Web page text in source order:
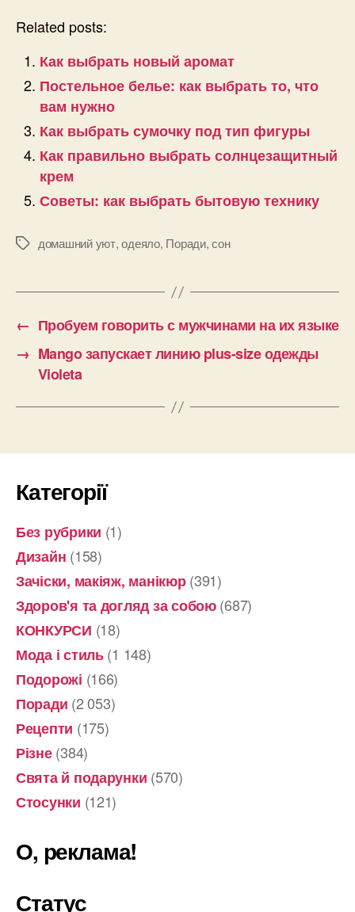
Related posts:
Как выбрать новый аромат
Постельное белье: как выбрать то, что
вам нужно
Как выбрать сумочку под тип фигуры
Как правильно выбрать солнцезащитный
крем
Советы: как выбрать бытовую технику
Позначкидомашний уют,одеяло, Поради,сон
← Пробуем говорить с мужчинами на их языке
→ Mango запускает линию plus-size одежды
Violeta
Категорії
Без рубрики (1)
Дизайн (158)
Зачіски, макіяж, манікюр(391)
Здоров'я та догляд за собою(687)
КОНКУРСИ (18)
Мода і стиль(1 148)
Подорожі (166)
Поради (2 053)
Рецепти (175)
Різне(384)
Свята й подарунки (570)
Стосунки (121)
О, реклама!
Статус